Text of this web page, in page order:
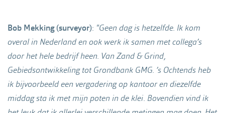
Bob Mekking (surveyor): "Geen dag is hetzelfde. Ik kom
overal in Nederland en ook werk ik samen met collega’s
door het hele bedrijf heen. Van Zand & Grind,
Gebiedsontwikkeling tot Grondbank GMG. ’s Ochtends heb
ik bijvoorbeeld een vergadering op kantoor en diezelfde
middag sta ik met mijn poten in de klei. Bovendien vind ik